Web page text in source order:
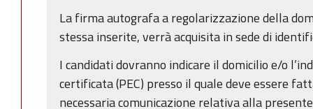
La firma autografa a regolarizzazione della
stessa inserite, verrà acquisita in sede di
I candidati dovranno indicare il domicilio e/o
certificata (PEC) presso il quale deve essere
necessaria comunicazione relativa alla